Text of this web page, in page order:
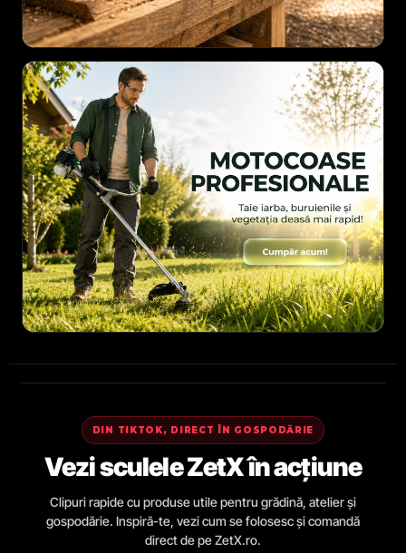
DIN TIKTOK, DIRECT ÎN GOSPODĂRIE
Vezi sculele ZetX în acțiune
Clipuri rapide cu produse utile pentru grădină, atelier și
gospodărie. Inspiră-te, vezi cum se folosesc și comandă
direct de pe ZetX.ro.